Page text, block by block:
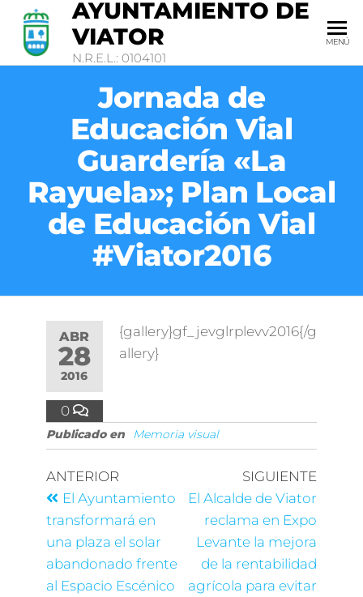
AYUNTAMIENTO DE
VIATOR
N.R.E.L.: 0104101
MENÚ
Jornada de
Educación Vial
Guardería «La
Rayuela»; Plan Local
de Educación Vial
#Viator2016
ABR
28
2016
0
{gallery}gf_jevglrplevv2016{/g
allery}
Publicado en Memoria visual
ANTERIOR
El Ayuntamiento
transformará en
una plaza el solar
abandonado frente
al Espacio Escénico
SIGUIENTE
El Alcalde de Viator
reclama en Expo
Levante la mejora
de la rentabilidad
agrícola para evitar